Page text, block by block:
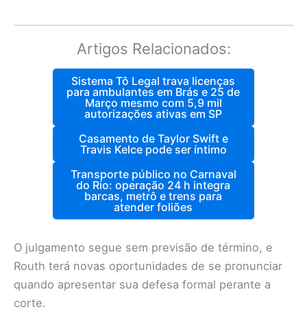
Artigos Relacionados:
Sistema Tô Legal trava licenças
para ambulantes em Brás e 25 de
Março mesmo com 5,9 mil
autorizações ativas em SP
Casamento de Taylor Swift e
Travis Kelce pode ser íntimo
Transporte público no Carnaval
do Rio: operação 24 h integra
barcas, metrô e trens para
atender foliões
O julgamento segue sem previsão de término, e
Routh terá novas oportunidades de se pronunciar
quando apresentar sua defesa formal perante a
corte.